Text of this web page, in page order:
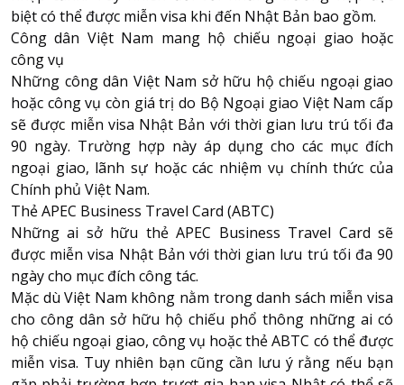
biệt có thể được miễn visa khi đến Nhật Bản bao gồm.
Công dân Việt Nam mang hộ chiếu ngoại giao hoặc
công vụ
Những công dân Việt Nam sở hữu hộ chiếu ngoại giao
hoặc công vụ còn giá trị do Bộ Ngoại giao Việt Nam cấp
sẽ được miễn visa Nhật Bản với thời gian lưu trú tối đa
90 ngày. Trường hợp này áp dụng cho các mục đích
ngoại giao, lãnh sự hoặc các nhiệm vụ chính thức của
Chính phủ Việt Nam.
Thẻ APEC Business Travel Card (ABTC)
Những ai sở hữu thẻ APEC Business Travel Card sẽ
được miễn visa Nhật Bản với thời gian lưu trú tối đa 90
ngày cho mục đích công tác.
Mặc dù Việt Nam không nằm trong danh sách miễn visa
cho công dân sở hữu hộ chiếu phổ thông những ai có
hộ chiếu ngoại giao, công vụ hoặc thẻ ABTC có thể được
miễn visa. Tuy nhiên bạn cũng cần lưu ý rằng nếu bạn